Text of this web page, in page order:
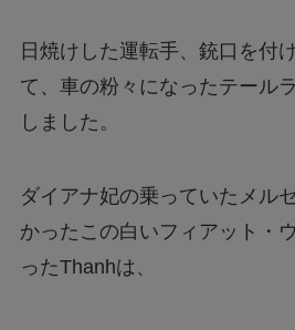
日焼けした運転手、銃口を付
て、車の粉々になったテール
しました。
ダイアナ妃の乗っていたメル
かったこの白いフィアット・
ったThanhは、